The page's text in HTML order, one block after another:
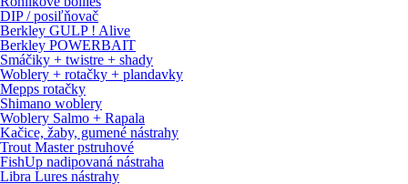
DIP / posiľňovač
Berkley GULP ! Alive
Berkley POWERBAIT
Smáčiky + twistre + shady
Woblery + rotačky + plandavky
Mepps rotačky
Shimano woblery
Woblery Salmo + Rapala
Kačice, žaby, gumené nástrahy
Trout Master pstruhové
FishUp nadipovaná nástraha
Libra Lures nástrahy